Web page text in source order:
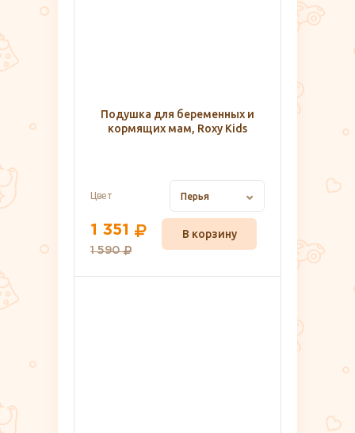
Подушка для беременных и
кормящих мам, Roxy Kids
Цвет Перья
1 351
1 590
В корзину